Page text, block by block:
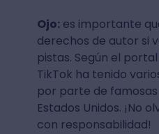
Ojo:es importante
derechos de autor si
pistas. Según el portal
TikTok ha tenido
por parte de
Estados Unidos. ¡No
con responsabilidad!